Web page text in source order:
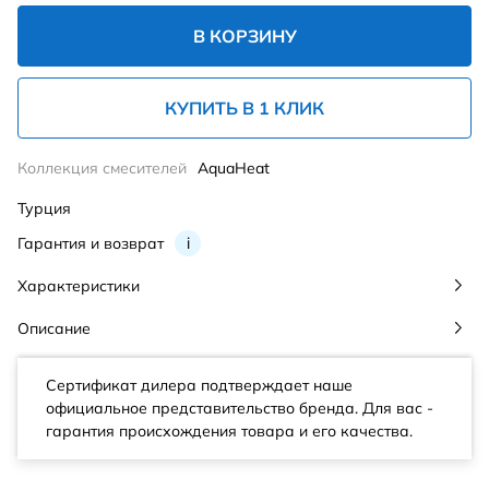
В КОРЗИНУ
КУПИТЬ В 1 КЛИК
Гарантия и возврат i
Коллекция смесителей AquaHeat
Турция
Характеристики
Описание
Сертификат дилера подтверждает наше
официальное представительство бренда. Для вас -
гарантия происхождения товара и его качества.